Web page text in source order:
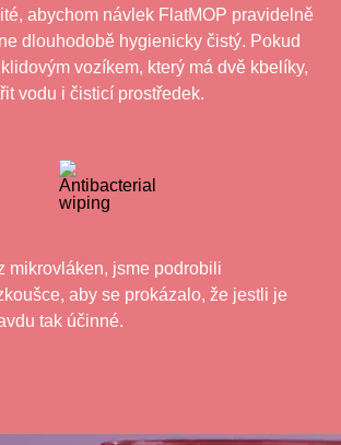
abychom návlek FlatMOP pravidelně
dlouhodobě hygienicky čistý. Pokud
vozíkem, který má dvě kbelíky,
vodu i čisticí prostředek.
mikrovláken, jsme podrobili
aby se prokázalo, že jestli je
tak účinné.